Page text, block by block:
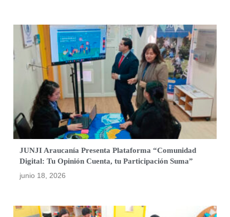
JUNJI Araucanía Presenta Plataforma “Comunidad
Digital: Tu Opinión Cuenta, tu Participación Suma”
junio 18, 2026